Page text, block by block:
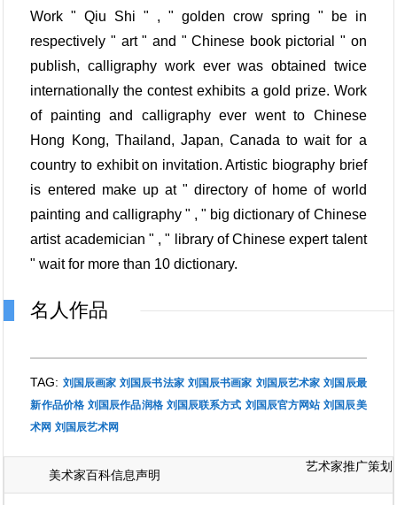
Work " Qiu Shi " , " golden crow spring " be in
respectively " art " and " Chinese book pictorial " on
publish, calligraphy work ever was obtained twice
internationally the contest exhibits a gold prize. Work
of painting and calligraphy ever went to Chinese
Hong Kong, Thailand, Japan, Canada to wait for a
country to exhibit on invitation. Artistic biography brief
is entered make up at " directory of home of world
painting and calligraphy " , " big dictionary of Chinese
artist academician " , " library of Chinese expert talent
" wait for more than 10 dictionary.
名人作品
TAG: 刘国辰画家 刘国辰书法家 刘国辰书画家 刘国辰艺术家 刘国辰最
新作品价格 刘国辰作品润格 刘国辰联系方式 刘国辰官方网站 刘国辰美
术网 刘国辰艺术网
美术家百科信息声明
艺术家推广策划